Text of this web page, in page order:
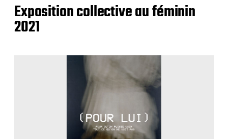
Exposition collective au féminin
2021